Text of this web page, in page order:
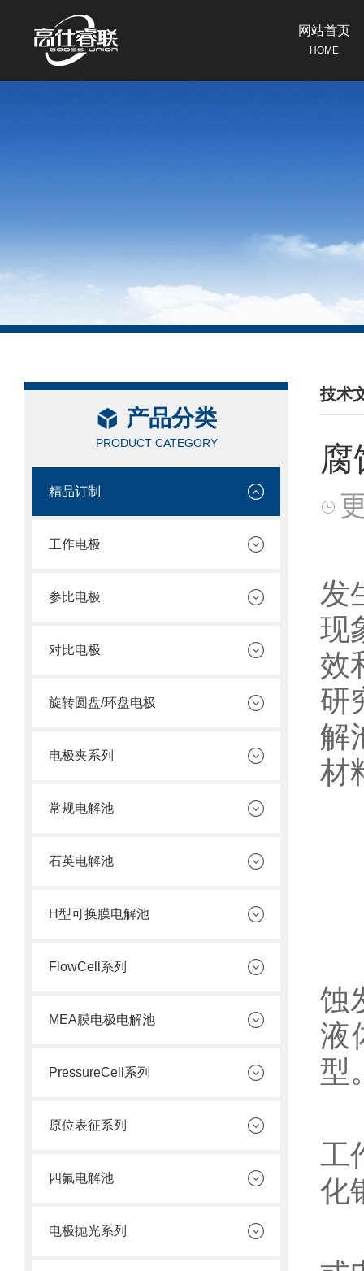
网站首页
HOME
产品分类
PRODUCT CATEGORY
精品订制
工作电极
参比电极
对比电极
旋转圆盘/环盘电极
电极夹系列
常规电解池
石英电解池
H型可换膜电解池
FlowCell系列
MEA膜电极电解池
PressureCell系列
原位表征系列
四氟电解池
电极抛光系列
技术
/
腐
发
现
效
研
解
材
蚀
液
型
工
化